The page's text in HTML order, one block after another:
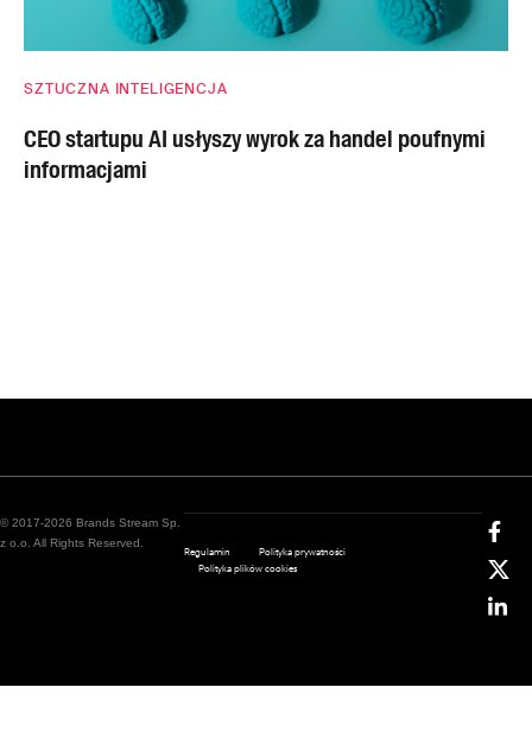
SZTUCZNA INTELIGENCJA
CEO startupu AI usłyszy wyrok za handel poufnymi
informacjami
© 2017-2026 Brands Stream Sp.
z o.o. All Rights Reserved.
Regulamin
Polityka prywatności
Polityka plików cookies